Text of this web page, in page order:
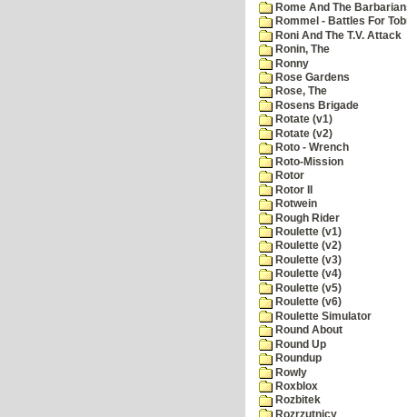
Rome And The
Rommel - Battles For
Roni And The T.V. Attack
Ronin, The
Ronny
Rose Gardens
Rose, The
Rosens Brigade
Rotate (v1)
Rotate (v2)
Roto - Wrench
Roto-Mission
Rotor
Rotor II
Rotwein
Rough Rider
Roulette (v1)
Roulette (v2)
Roulette (v3)
Roulette (v4)
Roulette (v5)
Roulette (v6)
Roulette Simulator
Round About
Round Up
Roundup
Rowly
Roxblox
Rozbitek
Rozrzutnicy